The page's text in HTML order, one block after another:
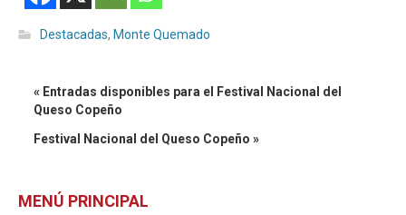
Destacadas, Monte Quemado
« Entradas disponibles para el Festival Nacional del
Queso Copeño
Festival Nacional del Queso Copeño »
MENÚ PRINCIPAL